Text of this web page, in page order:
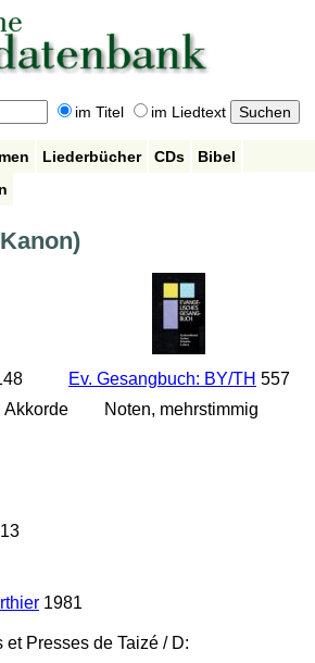
im Titel im Liedtext
Liederbücher CDs
Bibel
Akkorde
Ev. Gesangbuch: BY/TH 557
Noten, mehrstimmig
1981
Presses de Taizé / D: